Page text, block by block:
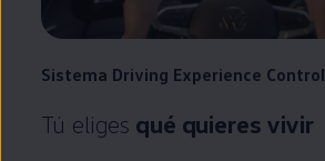
Sistema Driving Experience Control
Tú eliges qué quieres vivir